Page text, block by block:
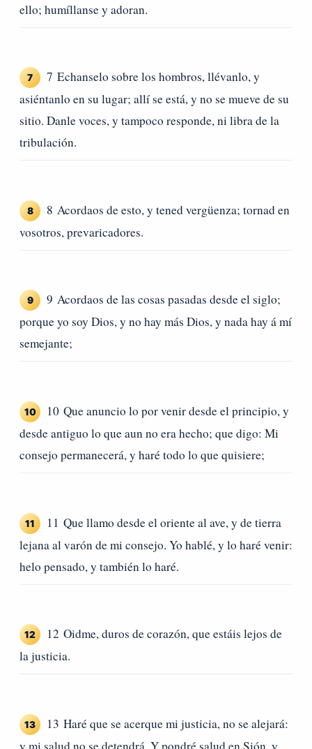
ello; humíllanse y adoran.
7
7 Echanselo sobre los hombros, llévanlo, y
asiéntanlo en su lugar; allí se está, y no se mueve de su
sitio. Danle voces, y tampoco responde, ni libra de la
tribulación.
8
8 Acordaos de esto, y tened vergüenza; tornad en
vosotros, prevaricadores.
9
9 Acordaos de las cosas pasadas desde el siglo;
porque yo soy Dios, y no hay más Dios, y nada hay á mí
semejante;
10
10 Que anuncio lo por venir desde el principio, y
desde antiguo lo que aun no era hecho; que digo: Mi
consejo permanecerá, y haré todo lo que quisiere;
11
11 Que llamo desde el oriente al ave, y de tierra
lejana al varón de mi consejo. Yo hablé, y lo haré venir:
helo pensado, y también lo haré.
12
12 Oidme, duros de corazón, que estáis lejos de
la justicia.
13
13 Haré que se acerque mi justicia, no se alejará:
y mi salud no se detendrá. Y pondré salud en Sión, y